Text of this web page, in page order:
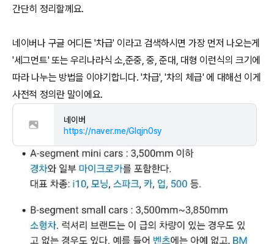
간단히 정리할께요.
네이버나 구글 어디든 '차급' 이라고 검색하시면 가장 먼저 나오는게
'세그먼트' 또는 우리나라식 소,준중, 중, 준대, 대형 이런식의 크기에
따라 나누는 방법을 이야기합니다. '차급', '차의 체급' 에 대해선 이게
사전적 정의란 말이에요.
네이버
https://naver.me/GIqjn0sy